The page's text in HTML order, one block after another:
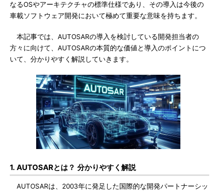
なるOSやアーキテクチャの標準仕様であり、その導入は今後の
車載ソフトウェア開発において極めて重要な意味を持ちます。
本記事では、AUTOSARの導入を検討している開発担当者の
方々に向けて、AUTOSARの本質的な価値と導入のポイントにつ
いて、分かりやすく解説していきます。
1. AUTOSARとは？ 分かりやすく解説
AUTOSARは、2003年に発足した国際的な開発パートナーシッ